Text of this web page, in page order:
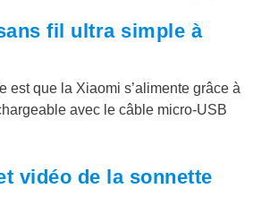
fil ultra simple à
est que la Xiaomi s’alimente grâce à
avec le câble micro-USB
vidéo de la sonnette